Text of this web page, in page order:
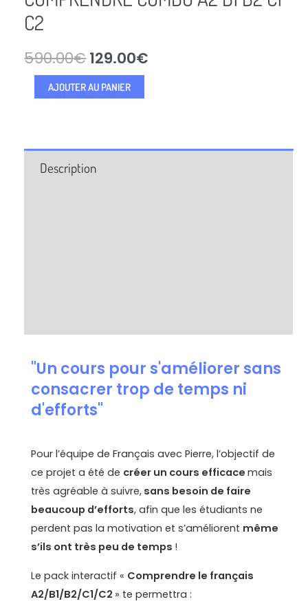
C2
590.00€129.00€
AJOUTER AU PANIER
Description
"Un cours pour s'améliorer sans
consacrer trop de temps ni
d'efforts"
Pour l’équipe de Français avec Pierre, l’objectif de
ce projet a été de créer un cours efficacemais
très agréable à suivre, sans besoin de faire
beaucoup d’efforts, afin que les étudiants ne
perdent pas la motivation et s’améliorent même
s’ils ont très peu de temps !
Le pack interactif « Comprendre le français
A2/B1/B2/C1/C2 » te permettra :